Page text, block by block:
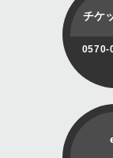
チケ
0570-